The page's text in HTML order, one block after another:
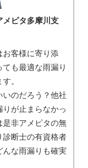
メピタ多摩川支
お客様に寄り添
も最適な雨漏り
。
いのだろう？他社
が止まらなかっ
是非アメピタの無
診断士の有資格者
んな雨漏りも確実